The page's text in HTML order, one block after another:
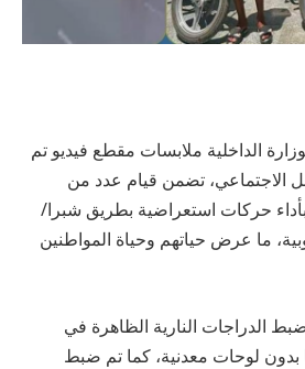
الداخلية ملابسات مقطع فيديو تم
الاجتماعي، تضمن قيام عدد من
بأداء حركات استعراضية بطريق شبرا/
ما عرض حياتهم وحياة المواطنين
الدراجات النارية الظاهرة في
بدون لوحات معدنية، كما تم ضبط